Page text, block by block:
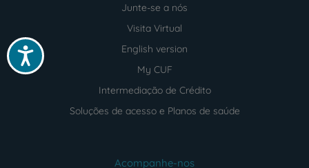
Acessibilidade
Junte-se a nós
Visita Virtual
English version
My CUF
Intermediação de Crédito
Soluções de acesso e Planos de saúde
Acompanhe-nos